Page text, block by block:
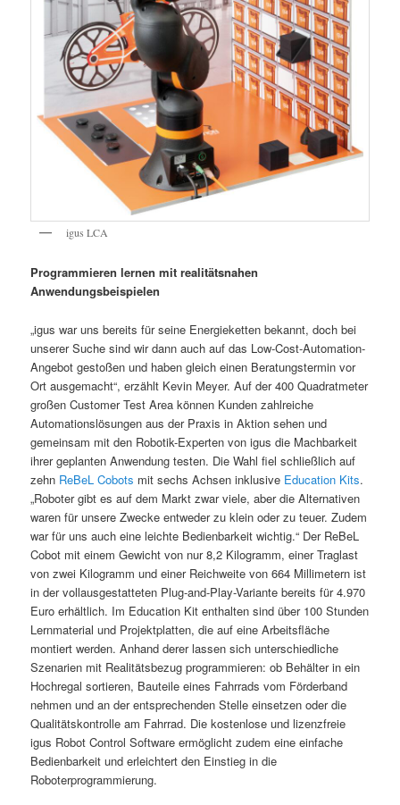
igus LCA
Programmieren lernen mit realitätsnahen
Anwendungsbeispielen
„igus war uns bereits für seine Energieketten bekannt, doch bei
unserer Suche sind wir dann auch auf das Low-Cost-Automation-
Angebot gestoßen und haben gleich einen Beratungstermin vor
Ort ausgemacht“, erzählt Kevin Meyer. Auf der 400 Quadratmeter
großen Customer Test Area können Kunden zahlreiche
Automationslösungen aus der Praxis in Aktion sehen und
gemeinsam mit den Robotik-Experten von igus die Machbarkeit
ihrer geplanten Anwendung testen. Die Wahl fiel schließlich auf
zehn ReBeL Cobots mit sechs Achsen inklusive Education Kits.
„Roboter gibt es auf dem Markt zwar viele, aber die Alternativen
waren für unsere Zwecke entweder zu klein oder zu teuer. Zudem
war für uns auch eine leichte Bedienbarkeit wichtig.“ Der ReBeL
Cobot mit einem Gewicht von nur 8,2 Kilogramm, einer Traglast
von zwei Kilogramm und einer Reichweite von 664 Millimetern ist
in der vollausgestatteten Plug-and-Play-Variante bereits für 4.970
Euro erhältlich. Im Education Kit enthalten sind über 100 Stunden
Lernmaterial und Projektplatten, die auf eine Arbeitsfläche
montiert werden. Anhand derer lassen sich unterschiedliche
Szenarien mit Realitätsbezug programmieren: ob Behälter in ein
Hochregal sortieren, Bauteile eines Fahrrads vom Förderband
nehmen und an der entsprechenden Stelle einsetzen oder die
Qualitätskontrolle am Fahrrad. Die kostenlose und lizenzfreie
igus Robot Control Software ermöglicht zudem eine einfache
Bedienbarkeit und erleichtert den Einstieg in die
Roboterprogrammierung.